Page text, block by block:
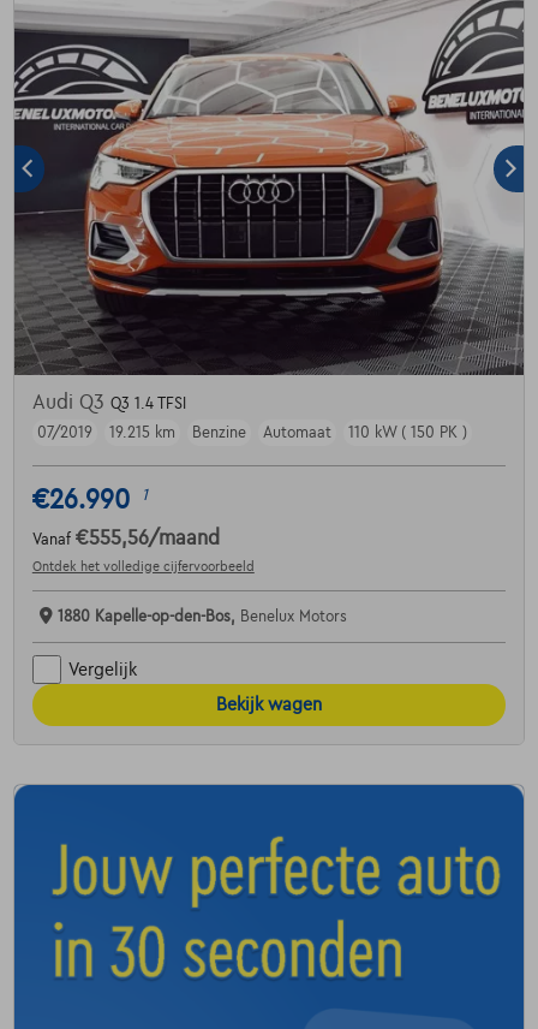
Audi Q3 Q3 1.4 TFSI
07/2019
19.215 km Benzine Automaat 110 kW ( 150 PK )
€26.990 1
Vanaf €555,56/maand
Ontdek het volledige cijfervoorbeeld
1880 Kapelle-op-den-Bos, Benelux Motors
Vergelijk
Bekijk wagen